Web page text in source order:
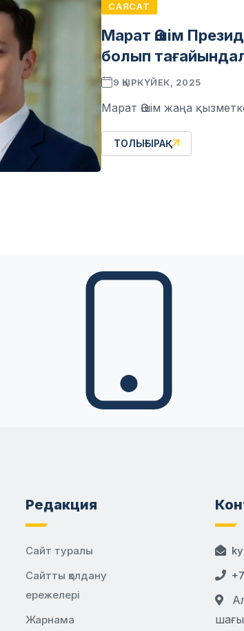
САЯСАТ
Марат Әшім
болып
9 ҚЫРКҮЙЕК, 2025
Марат Әшім жаңа
ТОЛЫҒЫРАҚ
Редакция
Сайт туралы
Сайтты қолдану
ережелері
Жарнама